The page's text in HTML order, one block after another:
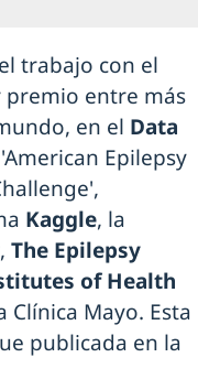
trabajo con el
entre más
en el Data
Epilepsy
Kaggle, la
, The Epilepsy
of Health
Clínica Mayo. Esta
publicada en la